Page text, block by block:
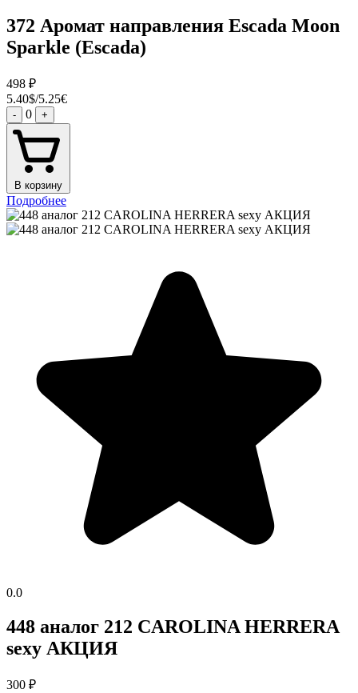
372 Аромат направления Escada Moon
Sparkle (Escada)
498 ₽
5.40$/5.25€
- 0 +
В корзину
Подробнее
0.0
448 аналог 212 CAROLINA HERRERA
sexy АКЦИЯ
300 ₽